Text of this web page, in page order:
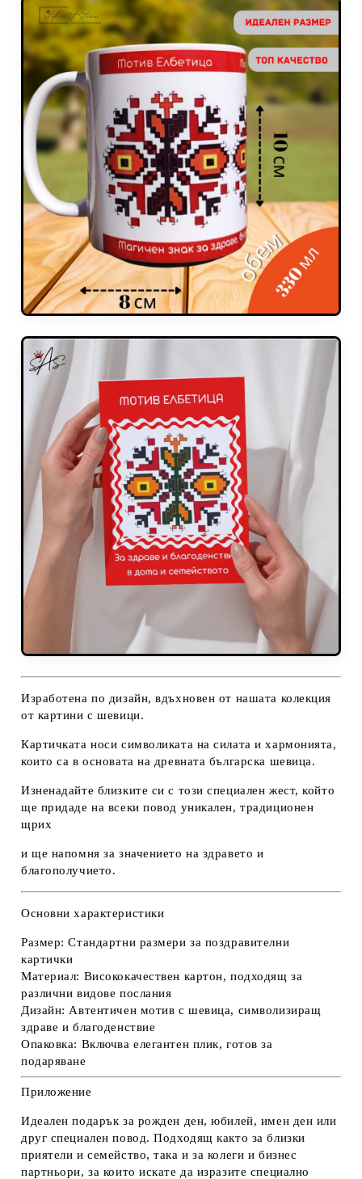
Изработена по дизайн, вдъхновен от нашата колекция
от картини с шевици.
Картичката носи символиката на силата и хармонията,
които са в основата на древната българска шевица.
Изненадайте близките си с този специален жест, който
ще придаде на всеки повод уникален, традиционен
щрих
и ще напомня за значението на здравето и
благополучието.
Основни характеристики
Размер: Стандартни размери за поздравителни
картички
Материал: Висококачествен картон, подходящ за
различни видове послания
Дизайн: Автентичен мотив с шевица, символизиращ
здраве и благоденствие
Опаковка: Включва елегантен плик, готов за
подаряване
Приложение
Идеален подарък за рожден ден, юбилей, имен ден или
друг специален повод. Подходящ както за близки
приятели и семейство, така и за колеги и бизнес
партньори, за които искате да изразите специално